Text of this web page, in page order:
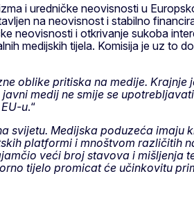
i uredničke neovisnosti u
na neovisnost i stabilno
neovisnosti i otkrivanje sukoba
medijskih tijela. Komisija je uz to
oblike pritiska na medije. Krajnje
medij ne smije se
u.“
svijetu. Medijska poduzeća imaju
platformi i mnoštvom različitih
veći broj stavova i mišljenja
tijelo promicat će učinkovitu